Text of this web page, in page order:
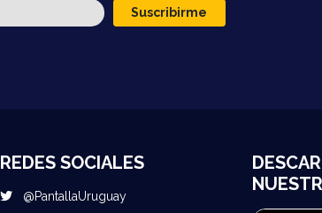
Suscribirme
REDES SOCIALES
@PantallaUruguay